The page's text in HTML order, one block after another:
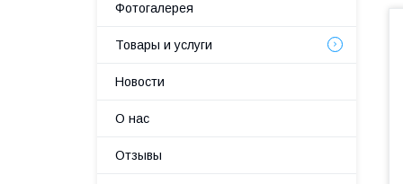
Фотогалерея
Товары и услуги
Новости
О нас
Отзывы